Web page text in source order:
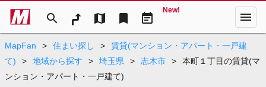
search map bookmark event_note
New! menu
MapFan > 住まい探し >
賃貸(マンション・アパート・一戸建
て)
> 地域から探す > 埼玉県 > 志木市 >
本町１丁目の賃貸(マ
ンション・アパート・一戸建て)